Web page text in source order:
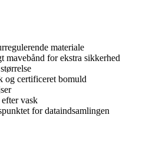
materiale
mavebånd for ekstra sikkerhed
og certificeret bomuld
vask
for dataindsamlingen